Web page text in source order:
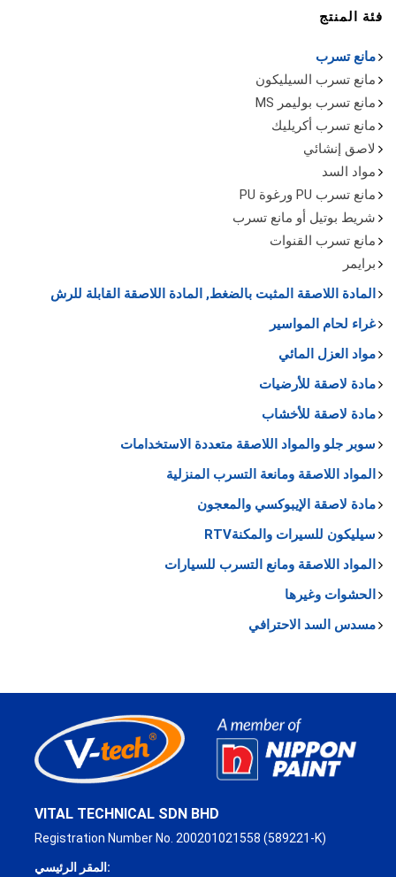
فئة المنتج
مانع تسرب
مانع تسرب السيليكون
مانع تسرب بوليمر MS
مانع تسرب أكريليك
لاصق إنشائي
مواد السد
مانع تسرب PU ورغوة PU
شريط بوتيل أو مانع تسرب
مانع تسرب القنوات
برايمر
المادة اللاصقة المثبت بالضغط, المادة اللاصقة القابلة للرش
غراء لحام المواسير
مواد العزل المائي
مادة لاصقة للأرضيات
مادة لاصقة للأخشاب
سوبر جلو والمواد اللاصقة متعددة الاستخدامات
المواد اللاصقة ومانعة التسرب المنزلية
مادة لاصقة الإيبوكسي والمعجون
سيليكون للسيرات والمكنةRTV
المواد اللاصقة ومانع التسرب للسيارات
الحشوات وغيرها
مسدس السد الاحترافي
VITAL TECHNICAL SDN BHD
Registration Number No. 200201021558 (589221-K)
المقر الرئيسي: